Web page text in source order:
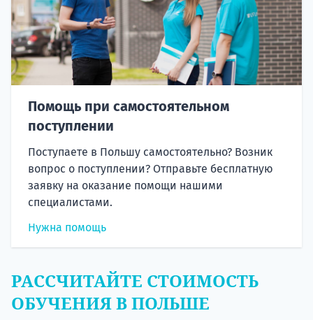
Помощь при самостоятельном
поступлении
Поступаете в Польшу самостоятельно? Возник
вопрос о поступлении? Отправьте бесплатную
заявку на оказание помощи нашими
специалистами.
Нужна помощь
РАССЧИТАЙТЕ СТОИМОСТЬ
ОБУЧЕНИЯ В ПОЛЬШЕ